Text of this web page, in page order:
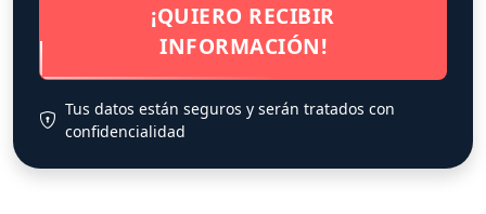
¡QUIERO RECIBIR
INFORMACIÓN!
Tus datos están seguros y serán tratados con
confidencialidad